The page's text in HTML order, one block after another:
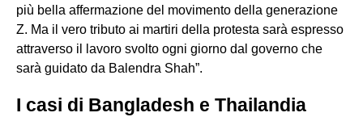
più bella affermazione del movimento della generazione
Z. Ma il vero tributo ai martiri della protesta sarà espresso
attraverso il lavoro svolto ogni giorno dal governo che
sarà guidato da Balendra Shah”.
I casi di Bangladesh e Thailandia